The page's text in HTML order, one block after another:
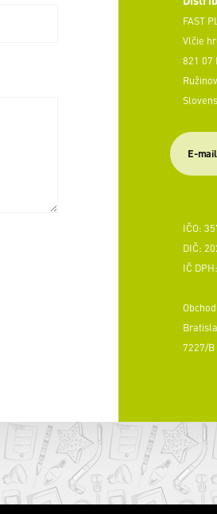
FAST
Vlčie
821 07
Ružinov
E-
IČO:
DIČ:
IČ
7227/B